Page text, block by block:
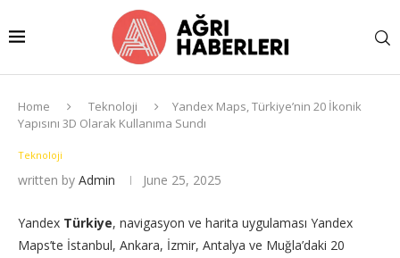
Home Teknoloji
Yandex Maps, Türkiye’nin 20 İkonik
Yapısını 3D Olarak Kullanıma Sundı
Teknoloji
written by Admin June 25, 2025
Yandex Türkiye, navigasyon ve harita uygulaması Yandex
Maps’te İstanbul, Ankara, İzmir, Antalya ve Muğla’daki 20